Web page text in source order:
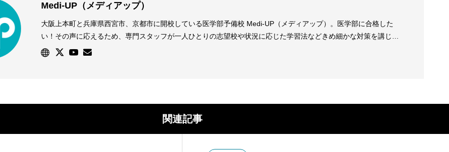
Medi-UP（メディアップ）
大阪上本町と兵庫県西宮市、京都市に開校している医学部予備校 Medi-UP（メディアップ）。医学部に合格した
い！その声に応えるため、専門スタッフが一人ひとりの志望校や状況に応じた学習法などきめ細かな対策を講じま
す。優れた学習環境と万全のサポート体制で、個別指導授業に加え、少人数クラス授業を開講し、全ての医学部受
関連記事